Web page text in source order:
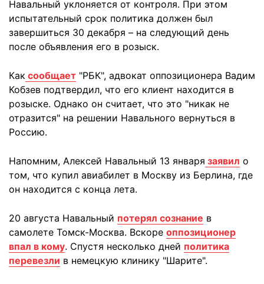
Навальный уклоняется от контроля. При этом
испытательный срок политика должен был
завершиться 30 декабря – на следующий день
после объявления его в розыск.
Как сообщает "РБК", адвокат оппозиционера Вадим
Кобзев подтвердил, что его клиент находится в
розыске. Однако он считает, что это "никак не
отразится" на решении Навального вернуться в
Россию.
Напомним, Алексей Навальный 13 января заявил о
том, что купил авиабилет в Москву из Берлина, где
он находится с конца лета.
20 августа Навальный потерял сознание в
самолете Томск-Москва. Вскоре оппозиционер
впал в кому. Спустя несколько дней политика
перевезли в немецкую клинику "Шарите".